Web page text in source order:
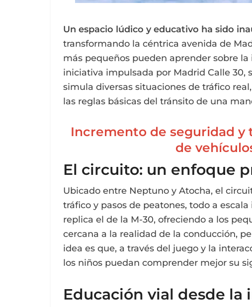
Un espacio lúdico y educativo ha sido
transformando la céntrica avenida de
más pequeños pueden aprender sobre
iniciativa impulsada por Madrid Calle
simula diversas situaciones de tráfico
las reglas básicas del tránsito de una
Incremento de seguridad y
de
El circuito: un enfoque
Ubicado entre Neptuno y Atocha, el
tráfico y pasos de peatones, todo a
replica el de la M-30, ofreciendo a los
cercana a la realidad de la conducción,
idea es que, a través del juego y la
los niños puedan comprender mejor su
Educación vial desde la